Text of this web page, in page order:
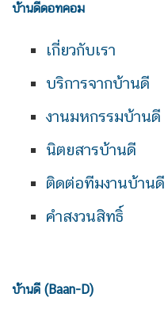
บ้านดีดอทคอม
เกี่ยวกับเรา
บริการจากบ้านดี
งานมหกรรมบ้านดี
นิตยสารบ้านดี
ติดต่อทีมงานบ้านดี
คำสงวนสิทธิ์
บ้านดี (Baan-D)